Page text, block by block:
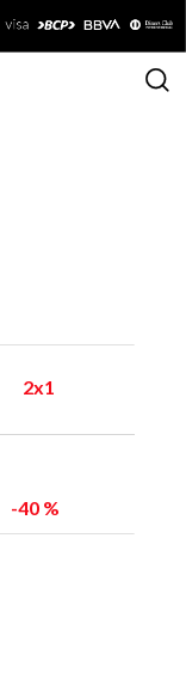
2x1
40 %